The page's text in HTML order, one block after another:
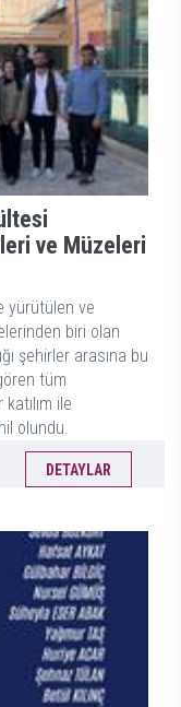
ve Müzeleri
yürütülen ve
biri olan
şehirler arasına bu
tüm
ile
olundu.
DETAYLAR